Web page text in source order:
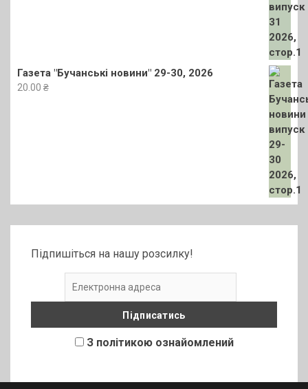
Газета "Бучанські новини" 29-30, 2026
20.00 ₴
Підпишіться на нашу розсилку!
З політикою ознайомлений